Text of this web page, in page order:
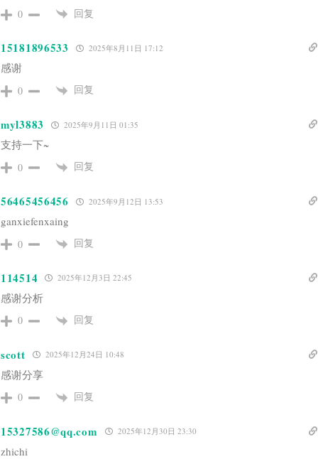
0 回复
15181896533 2025年8月11日 17:12
感谢
0 回复
myl3883 2025年9月11日 01:35
支持一下~
0 回复
56465456456 2025年9月12日 13:53
ganxiefenxaing
0 回复
114514 2025年12月3日 22:45
感谢分析
0 回复
scott 2025年12月24日 10:48
感谢分享
0 回复
15327586@qq.com 2025年12月30日 23:30
zhichi